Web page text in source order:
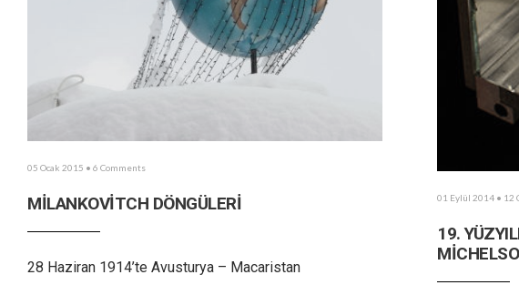
05 Ocak 2015 • 6 Comments
MİLANKOVİTCH DÖNGÜLERİ
28 Haziran 1914’te Avusturya – Macaristan
01 Eylül 2014 • 12
19.